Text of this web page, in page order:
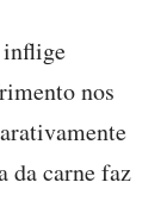
nos
da carne faz